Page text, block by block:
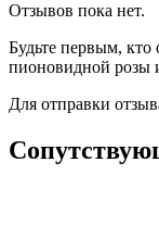
Отзывов пока нет.
Будьте первым, кто
пионовидной розы
Для отправки